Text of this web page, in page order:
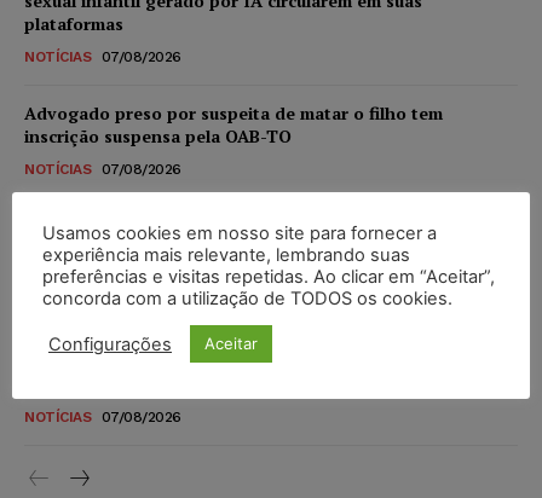
plataformas
NOTÍCIAS 07/08/2026
Advogado preso por suspeita de matar o filho tem
inscrição suspensa pela OAB-TO
NOTÍCIAS 07/08/2026
STF amplia isenção de IBS e CBS na compra de veículos
novos para pessoas com deficiência e autistas de todos os
níveis
DIREITO TRIBUTÁRIO 07/08/2026
Justiça do Trabalho mantém justa causa de empregado que
NOTÍCIAS 07/08/2026
Usamos cookies em nosso site para fornecer a
experiência mais relevante, lembrando suas
preferências e visitas repetidas. Ao clicar em “Aceitar”,
concorda com a utilização de TODOS os cookies.
Configurações Aceitar